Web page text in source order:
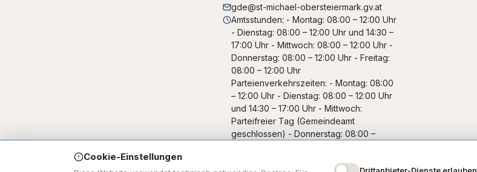
gde@st-michael-obersteiermark.gv.at
Amtsstunden: - Montag: 08:00 – 12:00 Uhr
- Dienstag: 08:00 – 12:00 Uhr und 14:30 –
17:00 Uhr - Mittwoch: 08:00 – 12:00 Uhr -
Donnerstag: 08:00 – 12:00 Uhr - Freitag:
08:00 – 12:00 Uhr
Parteienverkehrszeiten: - Montag: 08:00
– 12:00 Uhr - Dienstag: 08:00 – 12:00 Uhr
und 14:30 – 17:00 Uhr - Mittwoch:
Parteifreier Tag (Gemeindeamt
geschlossen) - Donnerstag: 08:00 –
Cookie-Einstellungen
Drittanbieter-Dienste erlauben